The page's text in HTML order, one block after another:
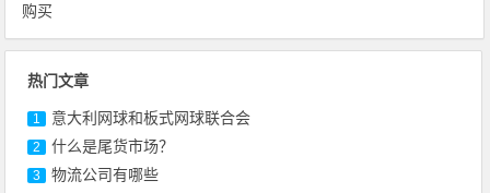
购买
热门文章
1 意大利网球和板式网球联合会
2 什么是尾货市场？
3 物流公司有哪些